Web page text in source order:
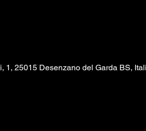
1, 25015 Desenzano del Garda BS,